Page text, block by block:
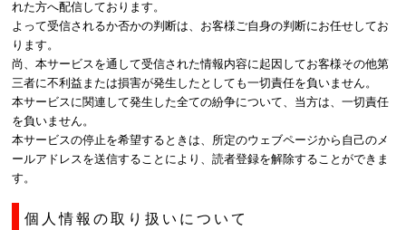
れた方へ配信しております。
よって受信されるか否かの判断は、お客様ご自身の判断にお任せしてお
ります。
尚、本サービスを通して受信された情報内容に起因してお客様その他第
三者に不利益または損害が発生したとしても一切責任を負いません。
本サービスに関連して発生した全ての紛争について、当方は、一切責任
を負いません。
本サービスの停止を希望するときは、所定のウェブページから自己のメ
ールアドレスを送信することにより、読者登録を解除することができま
す。
個人情報の取り扱いについて